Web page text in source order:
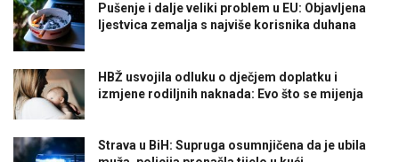
Pušenje i dalje veliki problem u EU: Objavljena
ljestvica zemalja s najviše korisnika duhana
HBŽ usvojila odluku o dječjem doplatku i
izmjene rodiljnih naknada: Evo što se mijenja
Strava u BiH: Supruga osumnjičena da je ubila